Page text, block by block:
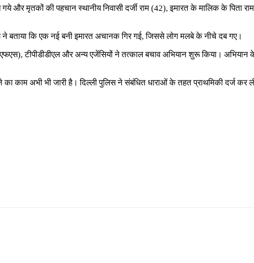
और मृतकों की पहचान स्थानीय निवासी दर्जी राम (42), इमारत के मालिक के
बताया कि एक नई बनी इमारत अचानक गिर गई, जिससे लोग मलबे के नीचे दब गए।
टीपीडीडीएल और अन्य एजेंसियों ने तत्काल बचाव अभियान शुरू किया। अभियान
काम अभी भी जारी है। दिल्ली पुलिस ने संबंधित धाराओं के तहत प्राथमिकी दर्ज